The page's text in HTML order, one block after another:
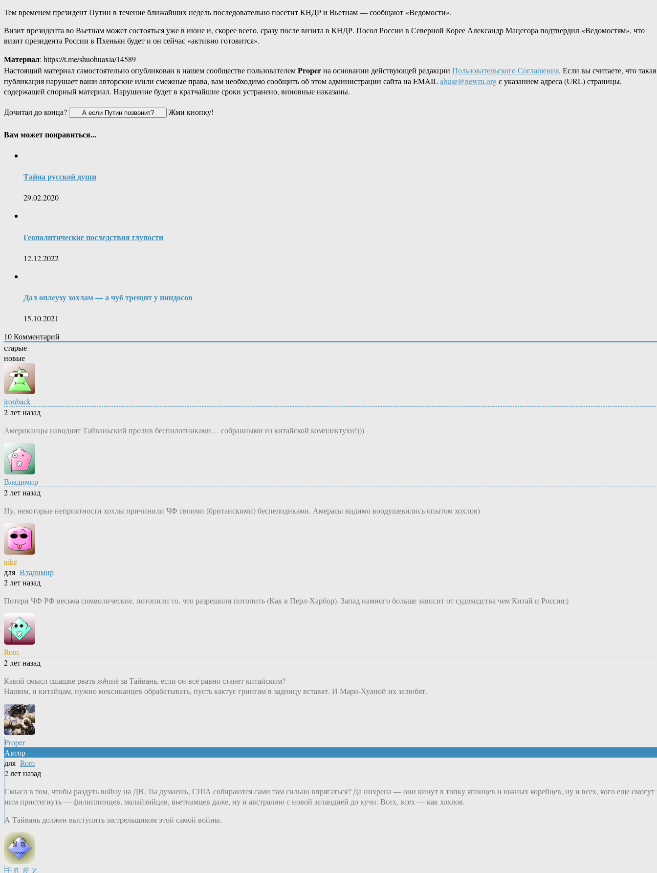
Тем временем президент Путин в течение ближайших недель последовательно посетит КНДР и Вьетнам — сообщают «Ведомости».
Визит президента во Вьетнам может состояться уже в июне и, скорее всего, сразу после визита в КНДР. Посол России в Северной Корее Александр Мацегора подтвердил «Ведомостям», что
визит президента России в Пхеньян будет и он сейчас «активно готовится».
Материал: https://t.me/shuohuaxia/14589
Настоящий материал самостоятельно опубликован в нашем сообществе пользователемProperна основании действующей редакции Пользовательского Соглашения. Если вы считаете, что такая
публикация нарушает ваши авторские и/или смежные права, вам необходимо сообщить об этом администрации сайта на EMAILabuse@newru.orgс указанием адреса (URL) страницы,
содержащей спорный материал. Нарушение будет в кратчайшие сроки устранено, виновные наказаны.
Дочитал до конца?
Жми кнопку!
Вам может понравиться...
Тайна русской души
29.02.2020
Геополитические последствия глупости
12.12.2022
Дал оплеуху хохлам — а чуб трещит у пиндосов
15.10.2021
10Комментарий
старые
новые
ironback
2 лет назад
Американцы наводнят Тайваньский пролив беспилотниками… собранными из китайской комплектухи!)))
Владимир
2 лет назад
Ну, некоторые неприятности хохлы причинили ЧФ своими (британскими) беспелоднками. Амерасы видимо воодушевились опытом хохлов)
nike
для Владимир
2 лет назад
Потери ЧФ РФ весьма символические, потопили то, что разрешили потопить (Как в Перл-Харбор). Запад намного больше зависит от судоходства чем Китай и Россия:)
Rom
2 лет назад
Какой смысл сшашке рвать ж#пиё за Тайвань, если он всё равно станет китайским?
Нашим, и китайцам, нужно мексиканцев обрабатывать, пусть кактус грингам в задницу вставят. И Мари-Хуаной их залюбят.
Proper
Автор
для Rom
2 лет назад
Смысл в том, чтобы раздуть войну на ДВ. Ты думаешь, США собираются сами там сильно впрягаться? Да нихрена — они кинут в топку японцев и южных корейцев, ну и всех, кого еще смогут
ним пристегнуть — филиппинцев, малайзийцев, вьетнамцев даже, ну и австралию с новой зеландией до кучи. Всех, всех — как хохлов.
А Тайвань должен выступить застрельщиком этой самой войны.